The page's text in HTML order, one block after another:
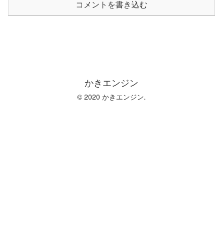
コメントを書き込む
かきエンジン
© 2020 かきエンジン.